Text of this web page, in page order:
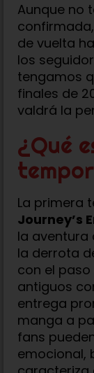
Aunque no
de vuelta
los
tengamos
finales de
valdrá la
¿Qué
La primera
Journey’s
la aventura
la derrota
con el
antiguos
entrega
manga a
fans
emocional,